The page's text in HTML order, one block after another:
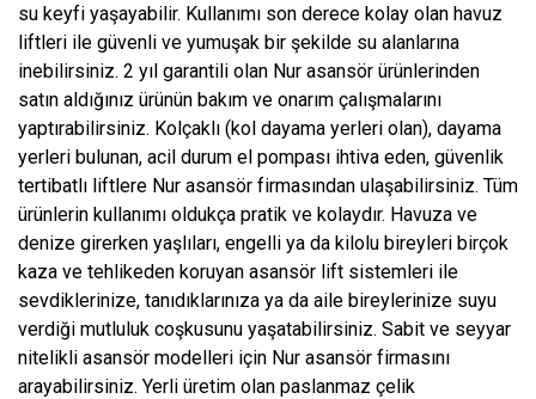
su keyfi yaşayabilir. Kullanımı son derece kolay olan havuz
liftleri ile güvenli ve yumuşak bir şekilde su alanlarına
inebilirsiniz. 2 yıl garantili olan Nur asansör ürünlerinden
satın aldığınız ürünün bakım ve onarım çalışmalarını
yaptırabilirsiniz. Kolçaklı (kol dayama yerleri olan), dayama
yerleri bulunan, acil durum el pompası ihtiva eden, güvenlik
tertibatlı liftlere Nur asansör firmasından ulaşabilirsiniz. Tüm
ürünlerin kullanımı oldukça pratik ve kolaydır. Havuza ve
denize girerken yaşlıları, engelli ya da kilolu bireyleri birçok
kaza ve tehlikeden koruyan asansör lift sistemleri ile
sevdiklerinize, tanıdıklarınıza ya da aile bireylerinize suyu
verdiği mutluluk coşkusunu yaşatabilirsiniz. Sabit ve seyyar
nitelikli asansör modelleri için Nur asansör firmasını
arayabilirsiniz. Yerli üretim olan paslanmaz çelik